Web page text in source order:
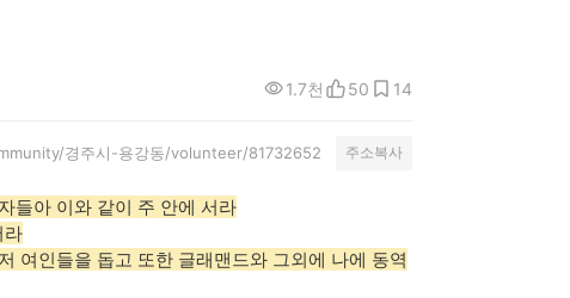
1.7천 50 14
경주시-용강동/volunteer/81732652 주소복사
들아 이와 같이 주 안에 서라
라
여인들을 돕고 또한 글래맨드와 그외에 나에 동역